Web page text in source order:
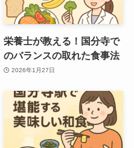
栄養士が教える！国分寺で
のバランスの取れた食事法
2026年1月27日